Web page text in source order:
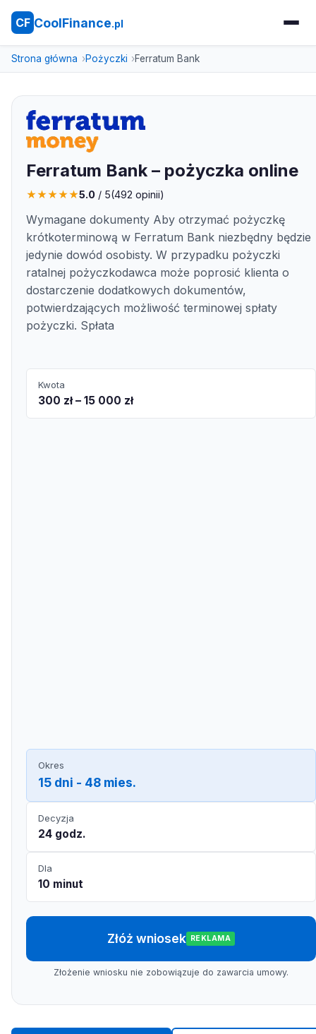
CF CoolFinance.pl
Strona główna Pożyczki Ferratum Bank
Ferratum Bank – pożyczka online
★★★★★5.0 / 5(492 opinii)
Wymagane dokumenty Aby otrzymać pożyczkę
krótkoterminową w Ferratum Bank niezbędny będzie
jedynie dowód osobisty. W przypadku pożyczki
ratalnej pożyczkodawca może poprosić klienta o
dostarczenie dodatkowych dokumentów,
potwierdzających możliwość terminowej spłaty
pożyczki. Spłata
Kwota
300 zł – 15 000 zł
Okres
15 dni - 48 mies.
Decyzja
24 godz.
Dla
10 minut
Złóż wniosek REKLAMA
Złożenie wniosku nie zobowiązuje do zawarcia umowy.